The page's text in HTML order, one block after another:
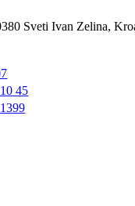
Sveti Ivan Zelina,
45